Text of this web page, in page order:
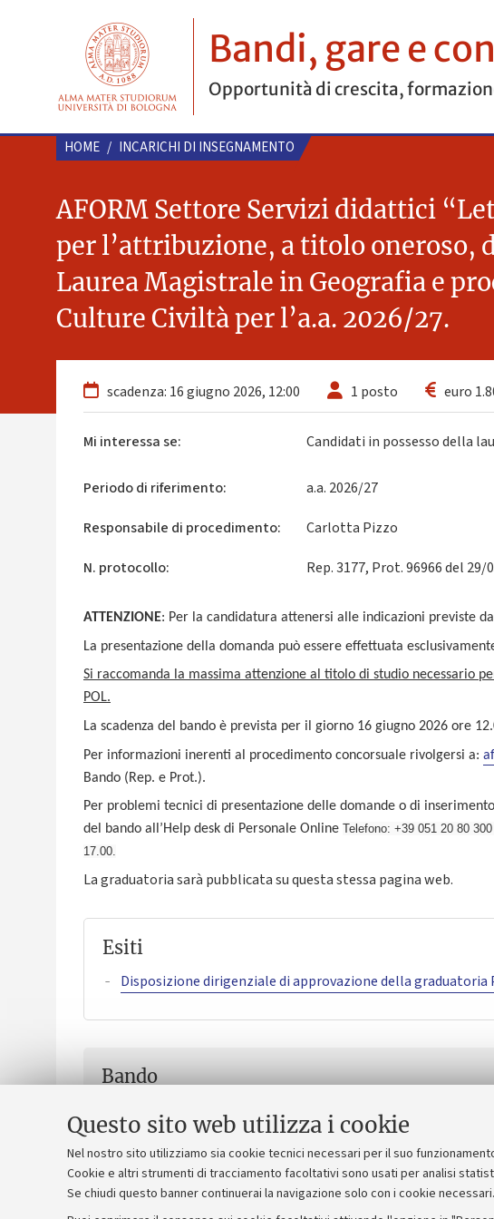
Questo sito web utilizza i cookie
Nel nostro sito utilizziamo sia cookie tecnici necessari per il suo
Cookie e altri strumenti di tracciamento facoltativi sono usati per analisi
Se chiudi questo banner continuerai la navigazione solo con i cookie necessari.
Bandi, gare e
Opportunità di crescita,
HOME / INCARICHI DI INSEGNAMENTO
AFORM Settore Servizi didattici
per l’attribuzione, a titolo oneroso,
Laurea Magistrale in Geografia e
Culture Civiltà per l’a.a. 2026/27.
scadenza: 16 giugno 2026, 12:00 1 posto euro
Mi interessa se: Candidati in possesso della
Periodo di riferimento:
a.a. 2026/27
Responsabile di procedimento:
Carlotta Pizzo
N. protocollo:
Rep. 3177, Prot. 96966 del 29/
ATTENZIONE: Per la candidatura attenersi alle indicazioni previste
La presentazione della domanda può essere effettuata
Si raccomanda la massima attenzione al titolo di studio necessario
POL.
La scadenza del bando è prevista per il giorno 16 giugno 2026 ore
Per informazioni inerenti al procedimento concorsuale rivolgersi a:
Bando (Rep. e Prot.).
Per problemi tecnici di presentazione delle domande o di
del bando all’Help desk di Personale Online Telefono: +39 051 20 80
17.00.
La graduatoria sarà pubblicata su questa stessa pagina web.
Esiti
Disposizione dirigenziale di approvazione della graduatoria
Bando
Bando[.pdf 473 KB]